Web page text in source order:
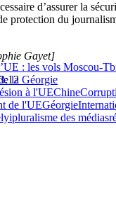
d’assurer la
protection du
: les vols Moscou-
la Géorgie
Gayet]
à l'UEChine
de l'UEGéorgie
pluralisme des médias